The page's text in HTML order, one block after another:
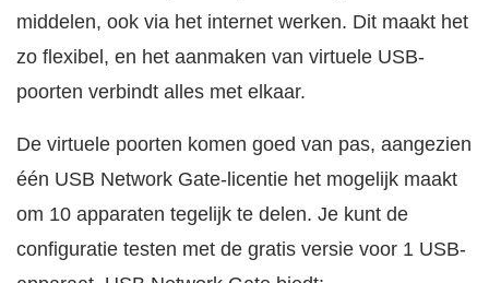
middelen, ook via het internet werken. Dit maakt het
zo flexibel, en het aanmaken van virtuele USB-
poorten verbindt alles met elkaar.
De virtuele poorten komen goed van pas, aangezien
één USB Network Gate-licentie het mogelijk maakt
om 10 apparaten tegelijk te delen. Je kunt de
configuratie testen met de gratis versie voor 1 USB-